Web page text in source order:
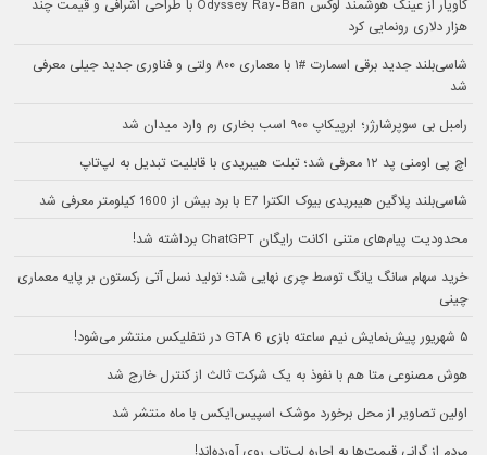
کاویار از عینک هوشمند لوکس Odyssey Ray-Ban با طراحی اشرافی و قیمت چند
هزار دلاری رونمایی کرد
شاسی‌بلند جدید برقی اسمارت #۱ با معماری ۸۰۰ ولتی و فناوری جدید جیلی معرفی
شد
رامبل بی سوپرشارژر؛ ابرپیکاپ ۹۰۰ اسب بخاری رم وارد میدان شد
اچ پی اومنی پد ۱۲ معرفی شد؛ تبلت هیبریدی با قابلیت تبدیل به لپ‌تاپ
شاسی‌بلند پلاگین هیبریدی بیوک الکترا E7 با برد بیش از 1600 کیلومتر معرفی شد
محدودیت پیام‌های متنی اکانت رایگان ChatGPT برداشته شد!
خرید سهام سانگ‌ یانگ توسط چری نهایی شد؛ تولید نسل آتی رکستون بر پایه معماری
چینی
۵ شهریور پیش‌نمایش نیم ساعته بازی GTA 6 در نتفلیکس منتشر می‌شود!
هوش مصنوعی متا هم با نفوذ به یک شرکت ثالث از کنترل خارج شد
اولین تصاویر از محل برخورد موشک اسپیس‌ایکس با ماه منتشر شد